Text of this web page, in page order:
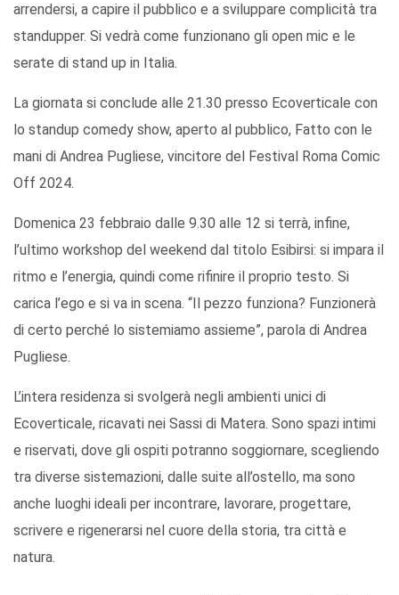
arrendersi, a capire il pubblico e a sviluppare complicità tra
standupper. Si vedrà come funzionano gli open mic e le
serate di stand up in Italia.
La giornata si conclude alle 21.30 presso Ecoverticale con
lo standup comedy show, aperto al pubblico, Fatto con le
mani di Andrea Pugliese, vincitore del Festival Roma Comic
Off 2024.
Domenica 23 febbraio dalle 9.30 alle 12 si terrà, infine,
l’ultimo workshop del weekend dal titolo Esibirsi: si impara il
ritmo e l’energia, quindi come rifinire il proprio testo. Si
carica l’ego e si va in scena. “Il pezzo funziona? Funzionerà
di certo perché lo sistemiamo assieme”, parola di Andrea
Pugliese.
L’intera residenza si svolgerà negli ambienti unici di
Ecoverticale, ricavati nei Sassi di Matera. Sono spazi intimi
e riservati, dove gli ospiti potranno soggiornare, scegliendo
tra diverse sistemazioni, dalle suite all’ostello, ma sono
anche luoghi ideali per incontrare, lavorare, progettare,
scrivere e rigenerarsi nel cuore della storia, tra città e
natura.